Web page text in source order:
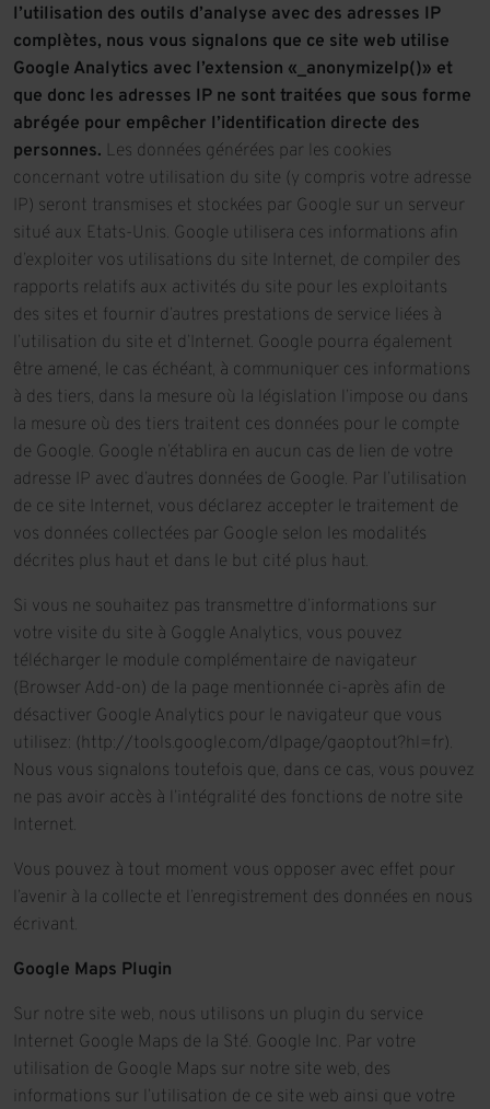
l’utilisation des outils d’analyse avec des adresses IP
complètes, nous vous signalons que ce site web utilise
Google Analytics avec l’extension «_anonymizeIp()» et
que donc les adresses IP ne sont traitées que sous forme
abrégée pour empêcher l’identification directe des
personnes. Les données générées par les cookies
concernant votre utilisation du site (y compris votre adresse
IP) seront transmises et stockées par Google sur un serveur
situé aux Etats-Unis. Google utilisera ces informations afin
d’exploiter vos utilisations du site Internet, de compiler des
rapports relatifs aux activités du site pour les exploitants
des sites et fournir d’autres prestations de service liées à
l’utilisation du site et d’Internet. Google pourra également
être amené, le cas échéant, à communiquer ces informations
à des tiers, dans la mesure où la législation l’impose ou dans
la mesure où des tiers traitent ces données pour le compte
de Google. Google n’établira en aucun cas de lien de votre
adresse IP avec d’autres données de Google. Par l’utilisation
de ce site Internet, vous déclarez accepter le traitement de
vos données collectées par Google selon les modalités
décrites plus haut et dans le but cité plus haut.
Si vous ne souhaitez pas transmettre d’informations sur
votre visite du site à Goggle Analytics, vous pouvez
télécharger le module complémentaire de navigateur
(Browser Add-on) de la page mentionnée ci-après afin de
désactiver Google Analytics pour le navigateur que vous
utilisez: (http://tools.google.com/dlpage/gaoptout?hl=fr).
Nous vous signalons toutefois que, dans ce cas, vous pouvez
ne pas avoir accès à l’intégralité des fonctions de notre site
Internet.
Vous pouvez à tout moment vous opposer avec effet pour
l’avenir à la collecte et l’enregistrement des données en nous
écrivant.
Google Maps Plugin
Sur notre site web, nous utilisons un plugin du service
Internet Google Maps de la Sté. Google Inc. Par votre
utilisation de Google Maps sur notre site web, des
informations sur l’utilisation de ce site web ainsi que votre